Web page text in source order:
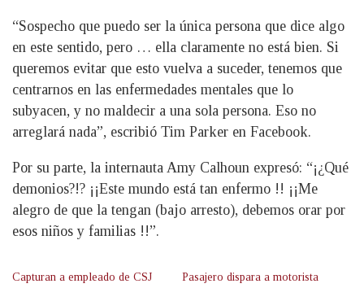
“Sospecho que puedo ser la única persona que dice algo
en este sentido, pero … ella claramente no está bien. Si
queremos evitar que esto vuelva a suceder, tenemos que
centrarnos en las enfermedades mentales que lo
subyacen, y no maldecir a una sola persona. Eso no
arreglará nada”, escribió Tim Parker en Facebook.
Por su parte, la internauta Amy Calhoun expresó: “¡¿Qué
demonios?!? ¡¡Este mundo está tan enfermo !! ¡¡Me
alegro de que la tengan (bajo arresto), debemos orar por
esos niños y familias !!”.
Capturan a empleado de CSJ
Pasajero dispara a motorista